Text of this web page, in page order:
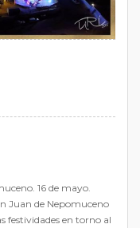
16 de mayo.
Juan de Nepomuceno
festividades en torno al